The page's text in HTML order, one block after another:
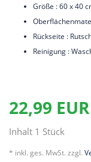
Größe : 60 x 40
Rückseite :
Reinigung :
22,99 EUR
Inhalt 1 Stück
* inkl. ges. MwSt. zzgl.